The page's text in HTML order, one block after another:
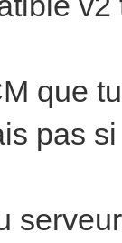
que
pas